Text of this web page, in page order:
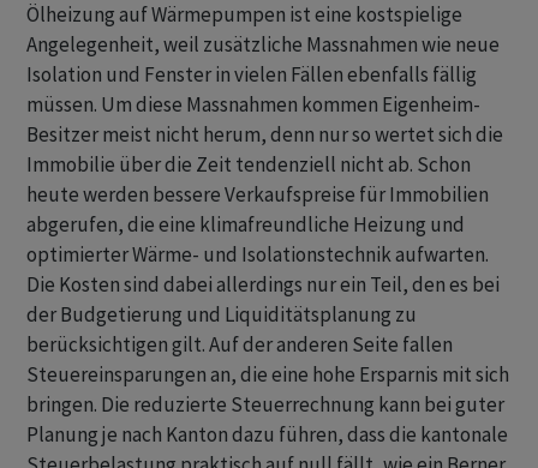
Ölheizung auf Wärmepumpen ist eine kostspielige
Angelegenheit, weil zusätzliche Massnahmen wie neue
Isolation und Fenster in vielen Fällen ebenfalls fällig
müssen. Um diese Massnahmen kommen Eigenheim-
Besitzer meist nicht herum, denn nur so wertet sich die
Immobilie über die Zeit tendenziell nicht ab. Schon
heute werden bessere Verkaufspreise für Immobilien
abgerufen, die eine klimafreundliche Heizung und
optimierter Wärme- und Isolationstechnik aufwarten.
Die Kosten sind dabei allerdings nur ein Teil, den es bei
der Budgetierung und Liquiditätsplanung zu
berücksichtigen gilt. Auf der anderen Seite fallen
Steuereinsparungen an, die eine hohe Ersparnis mit sich
bringen. Die reduzierte Steuerrechnung kann bei guter
Planung je nach Kanton dazu führen, dass die kantonale